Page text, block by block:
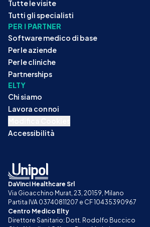
Tutte le visite
Tutti gli specialisti
PER I PARTNER
Software medico di base
Per le aziende
Per le cliniche
Partnerships
ELTY
Chi siamo
Lavora con noi
Accessibilità
DaVinci Healthcare Srl
Via Gioacchino Murat, 23, 20159, Milano
Partita IVA 03740811207 e CF 10435390967
Centro Medico Elty
Direttore Sanitario: Dott. Rodolfo Buccico